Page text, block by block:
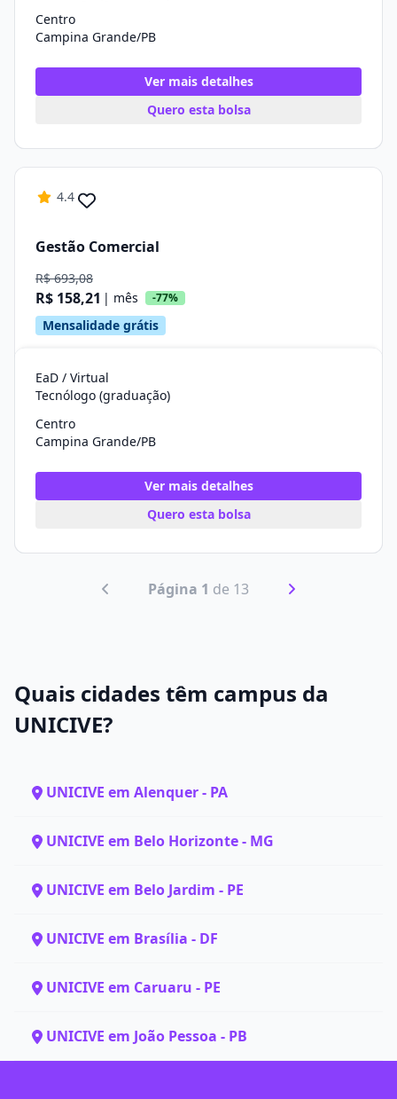
Centro
Campina Grande/PB
Ver mais detalhes
Quero esta bolsa
4.4
Gestão Comercial
R$ 693,08
R$ 158,21 | mês -77%
Mensalidade grátis
EaD / Virtual
Tecnólogo (graduação)
Centro
Campina Grande/PB
Ver mais detalhes
Quero esta bolsa
Página 1 de 13
Quais cidades têm campus da
UNICIVE?
UNICIVE em Alenquer - PA
UNICIVE em Belo Horizonte - MG
UNICIVE em Belo Jardim - PE
UNICIVE em Brasília - DF
UNICIVE em Caruaru - PE
UNICIVE em João Pessoa - PB